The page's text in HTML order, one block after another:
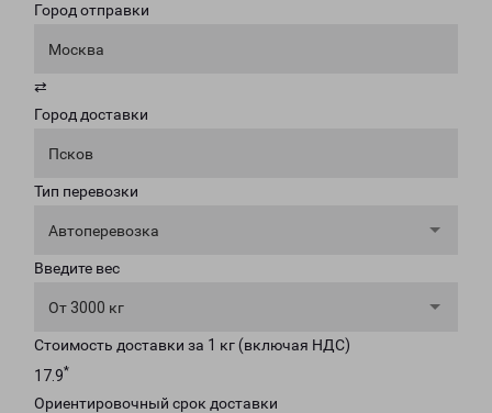
Город отправки
Москва
⇄
Город доставки
Псков
Тип перевозки
Автоперевозка
Введите вес
От 3000 кг
Стоимость доставки за 1 кг (включая НДС)
17.9*
Ориентировочный срок доставки